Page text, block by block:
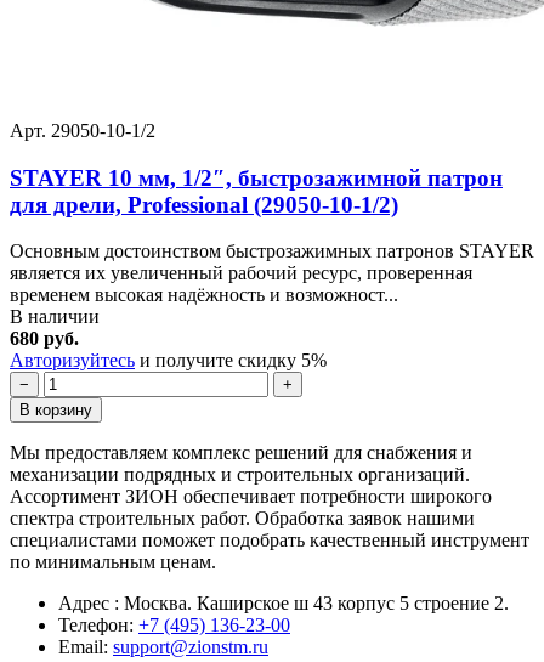
Арт. 29050-10-1/2
STAYER 10 мм, 1/2″, быстрозажимной патрон
для дрели, Professional (29050-10-1/2)
Основным достоинством быстрозажимных патронов STAYER
является их увеличенный рабочий ресурс, проверенная
временем высокая надёжность и возможност...
В наличии
680 руб.
Авторизуйтесь и получите скидку 5%
−
+
В корзину
Мы предоставляем комплекс решений для снабжения и
механизации подрядных и строительных организаций.
Ассортимент ЗИОН обеспечивает потребности широкого
спектра строительных работ. Обработка заявок нашими
специалистами поможет подобрать качественный инструмент
по минимальным ценам.
Адрес : Москва. Каширское ш 43 корпус 5 строение 2.
Телефон: +7 (495) 136-23-00
Email: support@zionstm.ru